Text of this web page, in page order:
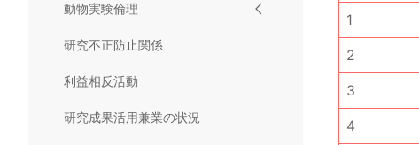
動物実験倫理
研究不正防止関係
利益相反活動
研究成果活用兼業の状況
1
2
3
4